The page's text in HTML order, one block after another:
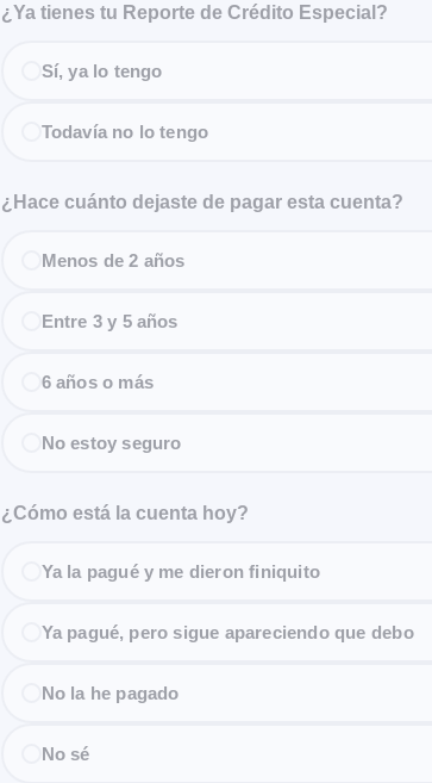
¿Ya tienes tu Reporte de Crédito Especial?
Sí, ya lo tengo
Todavía no lo tengo
¿Hace cuánto dejaste de pagar esta cuenta?
Menos de 2 años
Entre 3 y 5 años
6 años o más
No estoy seguro
¿Cómo está la cuenta hoy?
Ya la pagué y me dieron finiquito
Ya pagué, pero sigue apareciendo que debo
No la he pagado
No sé